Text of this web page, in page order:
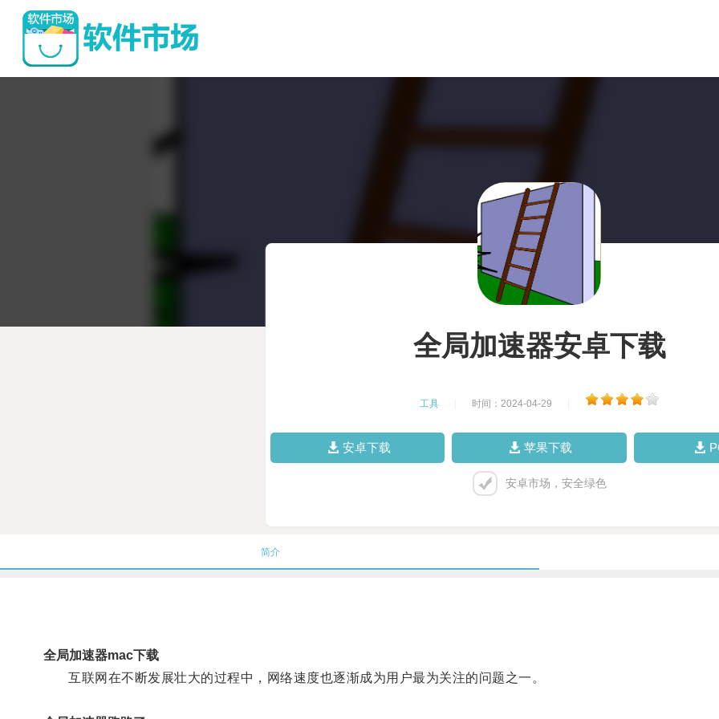
全局加速器安卓下载
工具 时间：2024-04-29
安卓下载 苹果下载
安卓市场，安全绿色
简介
全局加速器mac下载
互联网在不断发展壮大的过程中，网络速度也逐渐成为用户最为关注的问题之一。